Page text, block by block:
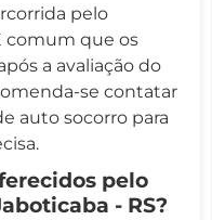
pelo
comum que os
a avaliação do
se contatar
auto socorro para
pelo
- RS?